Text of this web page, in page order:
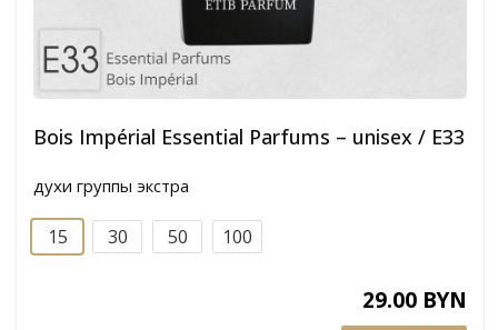
Bois Impérial Essential Parfums – unisex / E33
духи группы экстра
15 30 50 100
29.00 BYN